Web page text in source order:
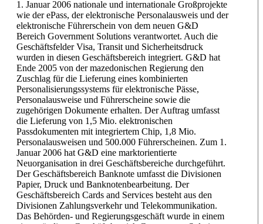
1. Januar 2006 nationale und internationale Großprojekte
wie der ePass, der elektronische Personalausweis und der
elektronische Führerschein von dem neuen G&D
Bereich Government Solutions verantwortet. Auch die
Geschäftsfelder Visa, Transit und Sicherheitsdruck
wurden in diesen Geschäftsbereich integriert. G&D hat
Ende 2005 von der mazedonischen Regierung den
Zuschlag für die Lieferung eines kombinierten
Personalisierungssystems für elektronische Pässe,
Personalausweise und Führerscheine sowie die
zugehörigen Dokumente erhalten. Der Auftrag umfasst
die Lieferung von 1,5 Mio. elektronischen
Passdokumenten mit integriertem Chip, 1,8 Mio.
Personalausweisen und 500.000 Führerscheinen. Zum 1.
Januar 2006 hat G&D eine marktorientierte
Neuorganisation in drei Geschäftsbereiche durchgeführt.
Der Geschäftsbereich Banknote umfasst die Divisionen
Papier, Druck und Banknotenbearbeitung. Der
Geschäftsbereich Cards and Services besteht aus den
Divisionen Zahlungsverkehr und Telekommunikation.
Das Behörden- und Regierungsgeschäft wurde in einem